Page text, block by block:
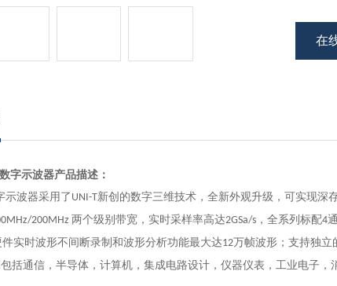
在
字示波器产品描述：
示波器采用了 UNI-T新创的数字三维技术，全新外观升级，可实现深
200MHz 两个级别带宽，实时采样率高达2GSa/s，全系列标配4
实时波形不间断录制和波形分析功能最大达12万帧波形；支持独立
括通信，半导体，计算机，集成电路设计，仪器仪表，工业电子，